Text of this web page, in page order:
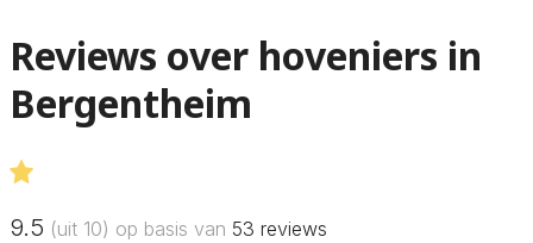
Reviews over hoveniers in
Bergentheim
9.5 (uit 10) op basis van 53 reviews